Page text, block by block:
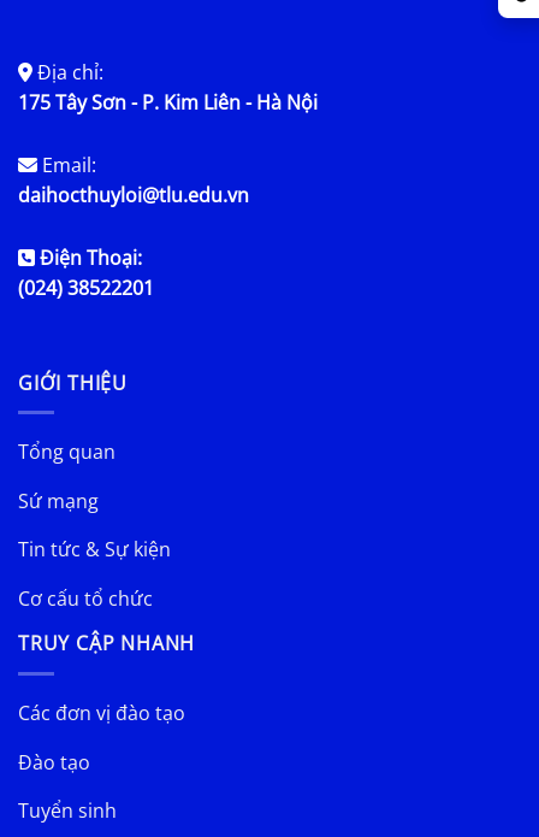
Địa chỉ:
175 Tây Sơn - P. Kim Liên - Hà Nội
Email:
daihocthuyloi@tlu.edu.vn
Điện Thoại:
(024) 38522201
GIỚI THIỆU
Tổng quan
Sứ mạng
Tin tức & Sự kiện
Cơ cấu tổ chức
TRUY CẬP NHANH
Các đơn vị đào tạo
Đào tạo
Tuyển sinh